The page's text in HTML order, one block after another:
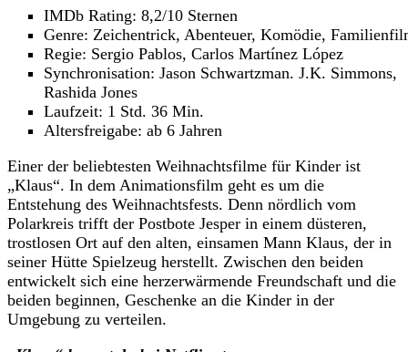
IMDb Rating: 8,2/10 Sternen
Genre: Zeichentrick, Abenteuer, Komödie,
Regie: Sergio Pablos, Carlos Martínez López
Synchronisation: Jason Schwartzman. J.K. Simmons,
Rashida Jones
Laufzeit: 1 Std. 36 Min.
Altersfreigabe: ab 6 Jahren
Einer der beliebtesten Weihnachtsfilme für Kinder ist
„Klaus“. In dem Animationsfilm geht es um die
Entstehung des Weihnachtsfests. Denn nördlich vom
Polarkreis trifft der Postbote Jesper in einem düsteren,
trostlosen Ort auf den alten, einsamen Mann Klaus, der in
seiner Hütte Spielzeug herstellt. Zwischen den beiden
entwickelt sich eine herzerwärmende Freundschaft und die
beiden beginnen, Geschenke an die Kinder in der
Umgebung zu verteilen.